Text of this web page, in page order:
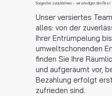
Sorgenfrei zurücklehnen – wir erledigen den Rest
Unser versiertes
alles: von der
Ihrer Entrümpelung
umweltschonenden
finden Sie Ihre
und aufgeräumt vor,
Bezahlung erfolgt
zufrieden sind.